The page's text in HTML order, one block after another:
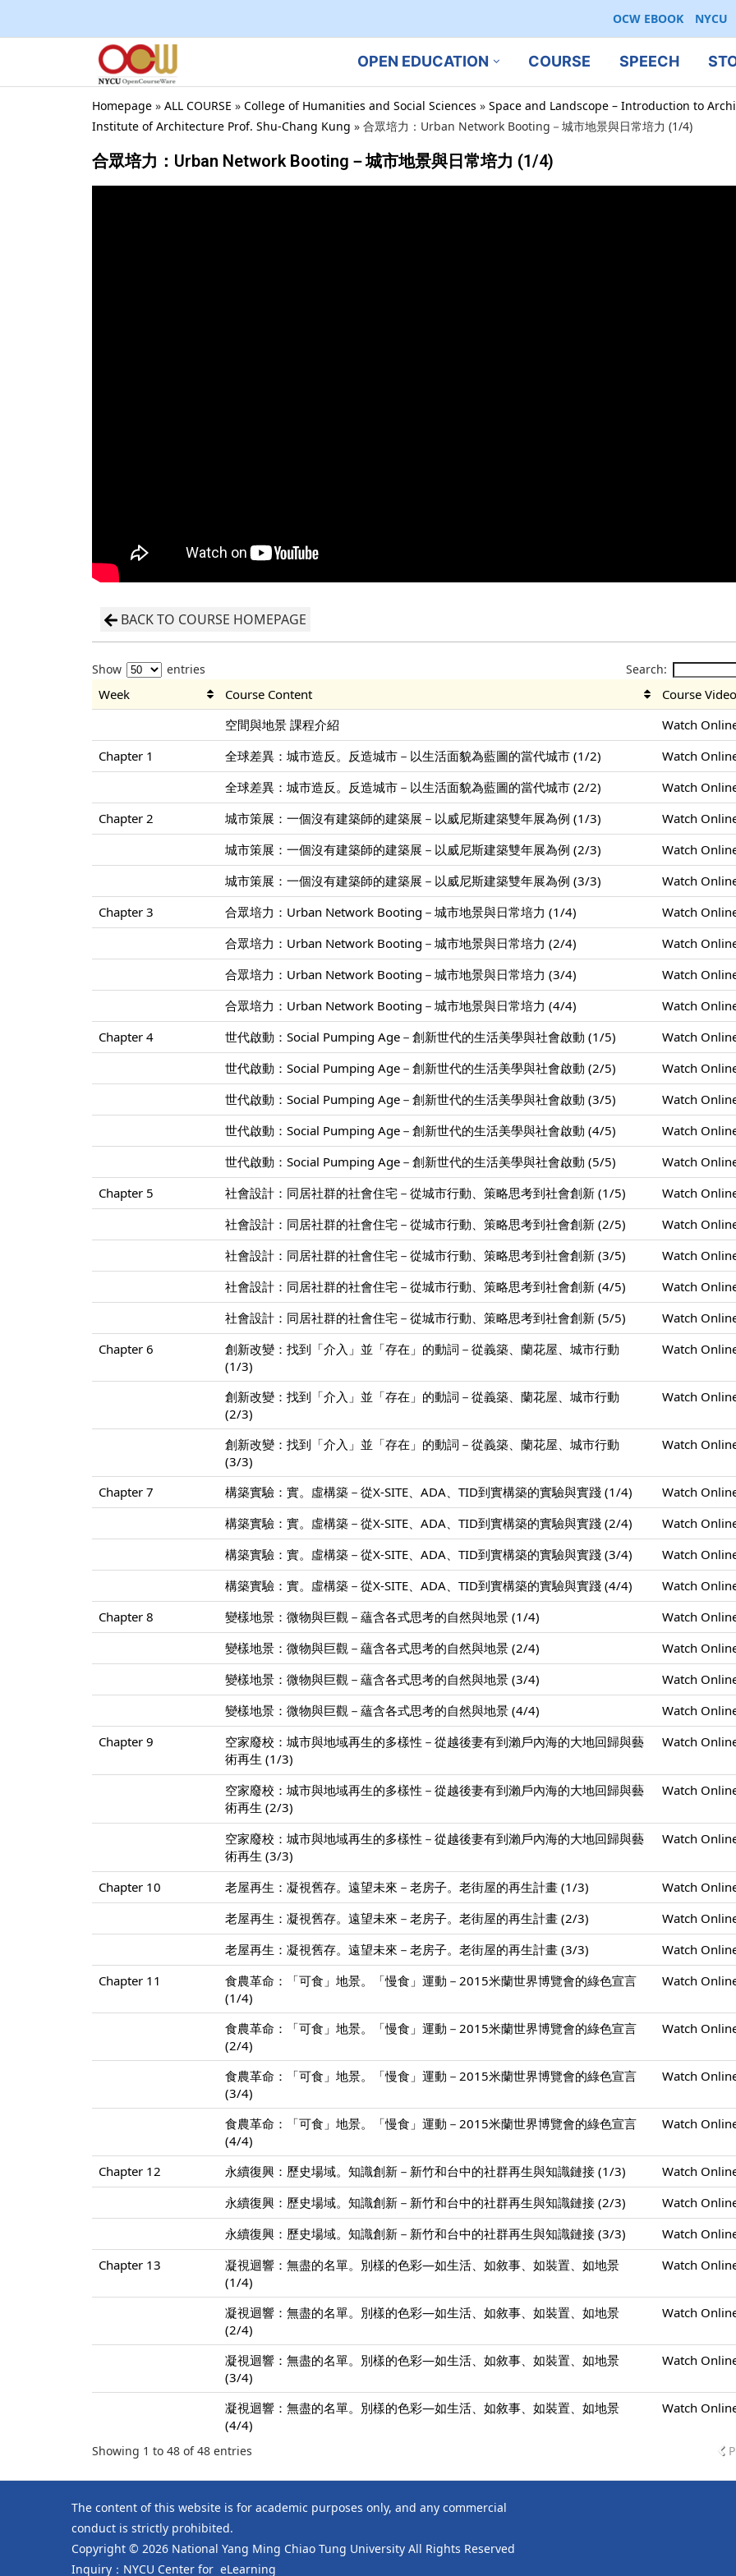
OCW EBOOK NYCU
OPEN EDUCATION COURSE SPEECH
Homepage » ALL COURSE » College of Humanities and Social Sciences » Space and Landscope – Introduction to
Institute of Architecture Prof. Shu-Chang Kung » 合眾培力：Urban Network Booting－城市地景與日常培力 (1/4)
合眾培力：Urban Network Booting－城市地景與日常培力 (1/4)
BACK TO COURSE HOMEPAGE
Show entries Search:
Week Course Content
Course Video
空間與地景 課程介紹
Watch
Chapter 1
全球差異：城市造反。反造城市－以生活面貌為藍圖的當代城市 (1/2)
Watch
全球差異：城市造反。反造城市－以生活面貌為藍圖的當代城市 (2/2)
Watch
Chapter 2
城市策展：一個沒有建築師的建築展－以威尼斯建築雙年展為例 (1/3)
Watch
城市策展：一個沒有建築師的建築展－以威尼斯建築雙年展為例 (2/3)
Watch
城市策展：一個沒有建築師的建築展－以威尼斯建築雙年展為例 (3/3)
Watch
Chapter 3
合眾培力：Urban Network Booting－城市地景與日常培力 (1/4)
Watch
合眾培力：Urban Network Booting－城市地景與日常培力 (2/4)
Watch
合眾培力：Urban Network Booting－城市地景與日常培力 (3/4)
Watch
合眾培力：Urban Network Booting－城市地景與日常培力 (4/4)
Watch
Chapter 4
世代啟動：Social Pumping Age－創新世代的生活美學與社會啟動 (1/5)
Watch
世代啟動：Social Pumping Age－創新世代的生活美學與社會啟動 (2/5)
Watch
世代啟動：Social Pumping Age－創新世代的生活美學與社會啟動 (3/5)
Watch
世代啟動：Social Pumping Age－創新世代的生活美學與社會啟動 (4/5)
Watch
世代啟動：Social Pumping Age－創新世代的生活美學與社會啟動 (5/5)
Watch
Chapter 5
社會設計：同居社群的社會住宅－從城市行動、策略思考到社會創新 (1/5)
Watch
社會設計：同居社群的社會住宅－從城市行動、策略思考到社會創新 (2/5)
Watch
社會設計：同居社群的社會住宅－從城市行動、策略思考到社會創新 (3/5)
Watch
社會設計：同居社群的社會住宅－從城市行動、策略思考到社會創新 (4/5)
Watch
社會設計：同居社群的社會住宅－從城市行動、策略思考到社會創新 (5/5)
Watch
Chapter 6
創新改變：找到「介入」並「存在」的動詞－從義築、蘭花屋、城市行動
(1/3)
Watch
創新改變：找到「介入」並「存在」的動詞－從義築、蘭花屋、城市行動
(2/3)
Watch
創新改變：找到「介入」並「存在」的動詞－從義築、蘭花屋、城市行動
(3/3)
Watch
Chapter 7 構築實驗：實。虛構築－從X-SITE、ADA、TID到實構築的實驗與實踐 (1/4)
Watch
構築實驗：實。虛構築－從X-SITE、ADA、TID到實構築的實驗與實踐 (2/4)
Watch
構築實驗：實。虛構築－從X-SITE、ADA、TID到實構築的實驗與實踐 (3/4)
Watch
構築實驗：實。虛構築－從X-SITE、ADA、TID到實構築的實驗與實踐 (4/4)
Watch
Chapter 8
變樣地景：微物與巨觀－蘊含各式思考的自然與地景 (1/4)
Watch
變樣地景：微物與巨觀－蘊含各式思考的自然與地景 (2/4)
Watch
變樣地景：微物與巨觀－蘊含各式思考的自然與地景 (3/4)
Watch
變樣地景：微物與巨觀－蘊含各式思考的自然與地景 (4/4)
Watch
Chapter 9
空家廢校：城市與地域再生的多樣性－從越後妻有到瀨戶內海的大地回歸與藝
術再生 (1/3)
Watch
空家廢校：城市與地域再生的多樣性－從越後妻有到瀨戶內海的大地回歸與藝
術再生 (2/3)
Watch
空家廢校：城市與地域再生的多樣性－從越後妻有到瀨戶內海的大地回歸與藝
術再生 (3/3)
Watch
Chapter 10 老屋再生：凝視舊存。遠望未來－老房子。老街屋的再生計畫 (1/3)
Watch
老屋再生：凝視舊存。遠望未來－老房子。老街屋的再生計畫 (2/3)
Watch
老屋再生：凝視舊存。遠望未來－老房子。老街屋的再生計畫 (3/3)
Watch
Chapter 11
食農革命：「可食」地景。「慢食」運動－2015米蘭世界博覽會的綠色宣言
(1/4)
Watch
食農革命：「可食」地景。「慢食」運動－2015米蘭世界博覽會的綠色宣言
(2/4)
Watch
食農革命：「可食」地景。「慢食」運動－2015米蘭世界博覽會的綠色宣言
(3/4)
Watch
食農革命：「可食」地景。「慢食」運動－2015米蘭世界博覽會的綠色宣言
(4/4)
Watch
Chapter 12 永續復興：歷史場域。知識創新－新竹和台中的社群再生與知識鏈接 (1/3)
Watch
永續復興：歷史場域。知識創新－新竹和台中的社群再生與知識鏈接 (2/3)
Watch
永續復興：歷史場域。知識創新－新竹和台中的社群再生與知識鏈接 (3/3)
Watch
Chapter 13
凝視迴響：無盡的名單。別樣的色彩—如生活、如敘事、如裝置、如地景
(1/4)
Watch
凝視迴響：無盡的名單。別樣的色彩—如生活、如敘事、如裝置、如地景
(2/4)
Watch
凝視迴響：無盡的名單。別樣的色彩—如生活、如敘事、如裝置、如地景
(3/4)
Watch
凝視迴響：無盡的名單。別樣的色彩—如生活、如敘事、如裝置、如地景
(4/4)
Watch
Showing 1 to 48 of 48 entries
The content of this website is for academic purposes only, and any commercial
conduct is strictly prohibited.
Copyright © 2026 National Yang Ming Chiao Tung University All Rights Reserved
Inquiry：NYCU Center for eLearning